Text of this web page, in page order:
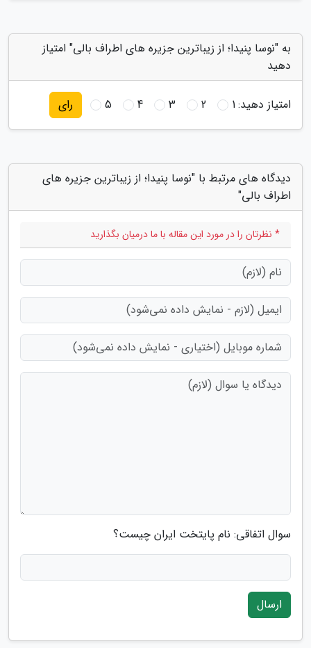
به "نوسا پنیدا؛ از زیباترین جزیره های اطراف بالی" امتیاز
دهید
امتیاز دهید:1
2
3
4
5 رای
دیدگاه های مرتبط با "نوسا پنیدا؛ از زیباترین جزیره های
اطراف بالی"
* نظرتان را در مورد این مقاله با ما درمیان بگذارید
سوال اتفاقی: نام پایتخت ایران چیست؟
ارسال